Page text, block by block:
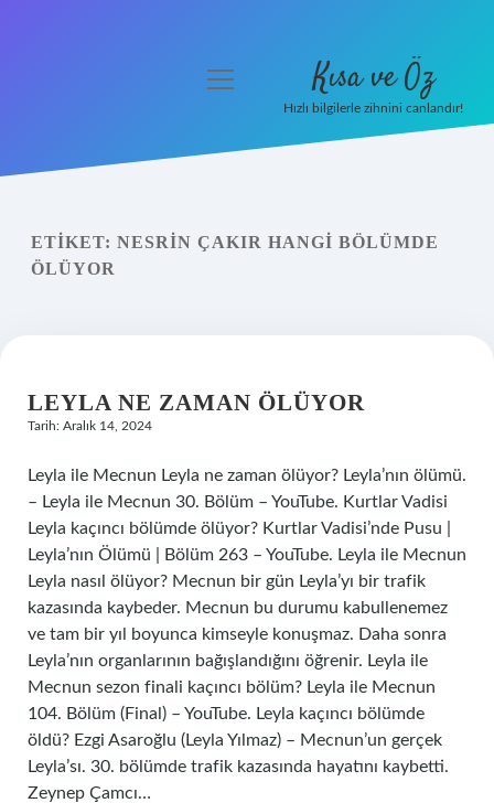
Yasal Uyarı
menüyü
Kısa ve Öz
Hızlı bilgilerle zihnini canlandır!
ETIKET: NESRIN ÇAKIR HANGI BÖLÜMDE
ÖLÜYOR
LEYLA NE ZAMAN ÖLÜYOR
Tarih: Aralık 14, 2024
Leyla ile Mecnun Leyla ne zaman ölüyor? Leyla’nın ölümü.
– Leyla ile Mecnun 30. Bölüm – YouTube. Kurtlar Vadisi
Leyla kaçıncı bölümde ölüyor? Kurtlar Vadisi’nde Pusu |
Leyla’nın Ölümü | Bölüm 263 – YouTube. Leyla ile Mecnun
Leyla nasıl ölüyor? Mecnun bir gün Leyla’yı bir trafik
kazasında kaybeder. Mecnun bu durumu kabullenemez
ve tam bir yıl boyunca kimseyle konuşmaz. Daha sonra
Leyla’nın organlarının bağışlandığını öğrenir. Leyla ile
Mecnun sezon finali kaçıncı bölüm? Leyla ile Mecnun
104. Bölüm (Final) – YouTube. Leyla kaçıncı bölümde
öldü? Ezgi Asaroğlu (Leyla Yılmaz) – Mecnun’un gerçek
Leyla’sı. 30. bölümde trafik kazasında hayatını kaybetti.
Zeynep Çamcı…